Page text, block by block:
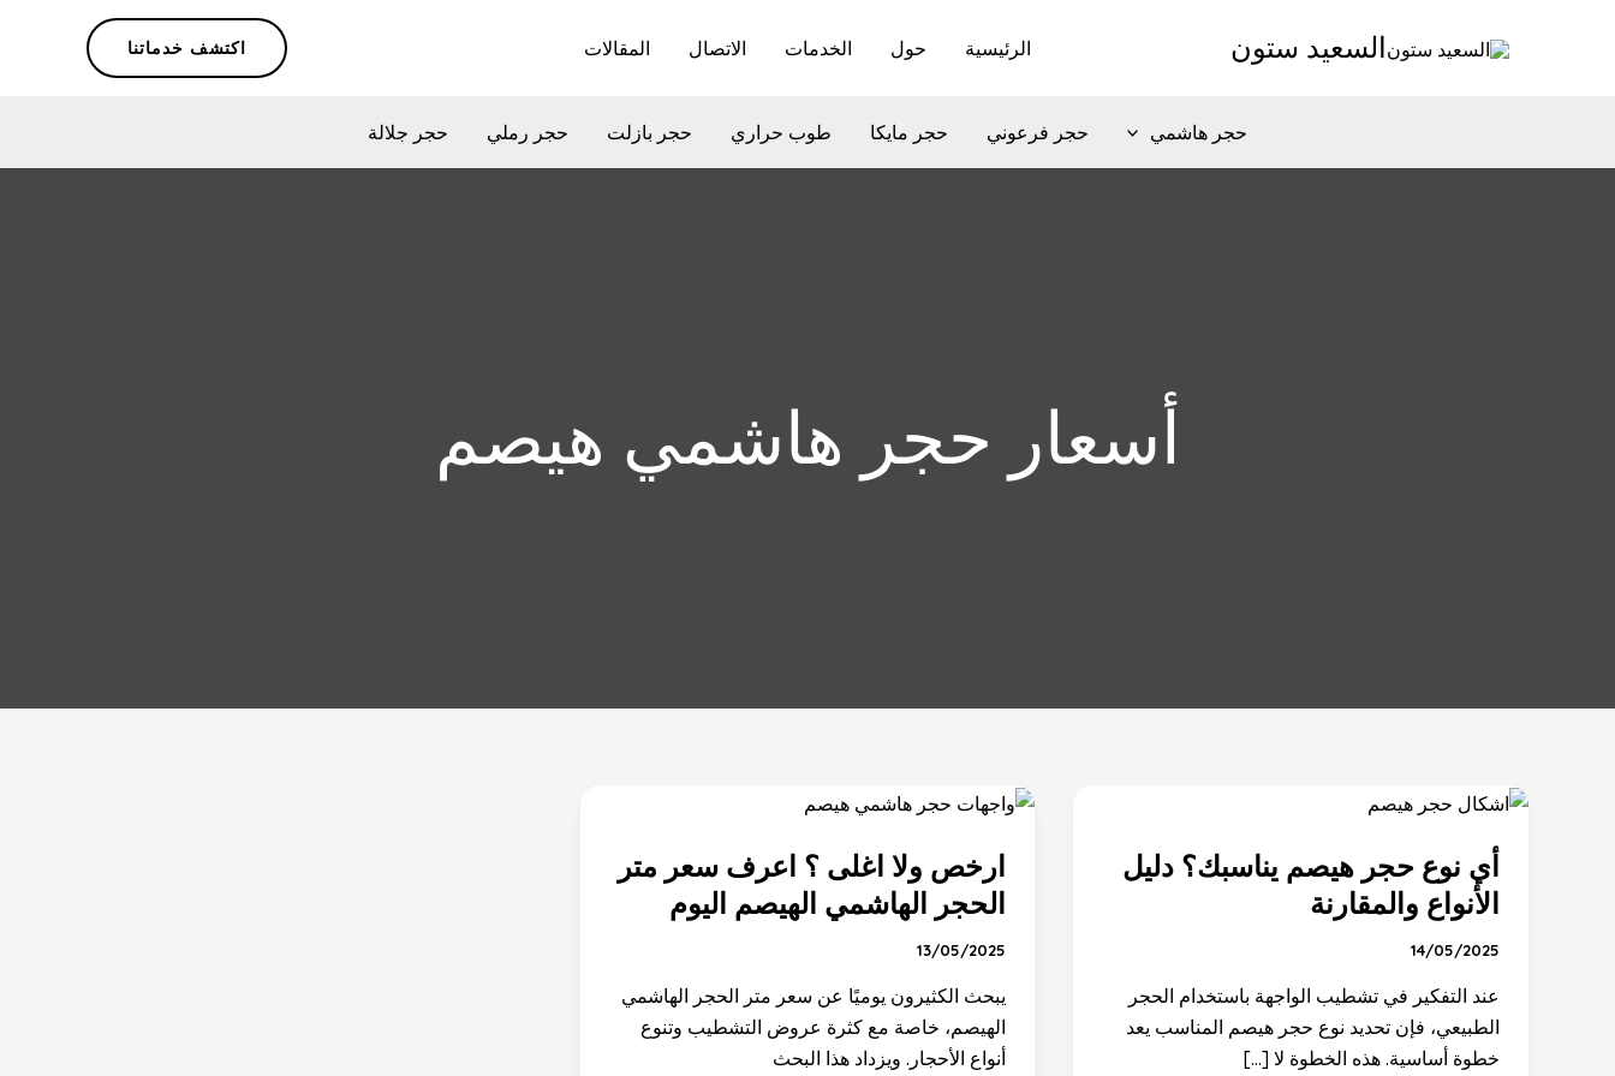
السعيد ستون الرئيسية حول الخدمات الاتصال المقالات اكتشف خدماتنا
حجر هاشمي حجر فرعوني حجر مايكا طوب حراري حجر بازلت حجر رملي حجر جلالة
أسعار حجر هاشمي هيصم
أي نوع حجر هيصم يناسبك؟ دليل
الأنواع والمقارنة
14/05/2025
عند التفكير في تشطيب الواجهة باستخدام الحجر
الطبيعي، فإن تحديد نوع حجر هيصم المناسب يعد
خطوة أساسية. هذه الخطوة لا […]
أي
حجر
هيصم
يناسبك؟
دليل
الأنواع
والمقارنة
ارخص ولا اغلى ؟ اعرف سعر متر
الحجر الهاشمي الهيصم اليوم
13/05/2025
يبحث الكثيرون يوميًا عن سعر متر الحجر الهاشمي
الهيصم، خاصة مع كثرة عروض التشطيب وتنوع
أنواع الأحجار. ويزداد هذا البحث
ارخص
اغلى
؟
اعرف
سعر
الحجر
الهاشمي